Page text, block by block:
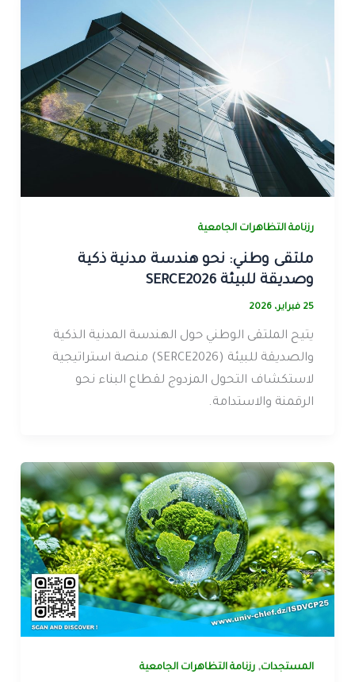
رزنامة التظاهرات الجامعية
ملتقى وطني: نحو هندسة مدنية ذكية
وصديقة للبيئة SERCE2026
25 فبراير، 2026
يتيح الملتقى الوطني حول الهندسة المدنية الذكية
والصديقة للبيئة (SERCE2026) منصة استراتيجية
لاستكشاف التحول المزدوج لقطاع البناء نحو
الرقمنة والاستدامة.
المستجدات, رزنامة التظاهرات الجامعية